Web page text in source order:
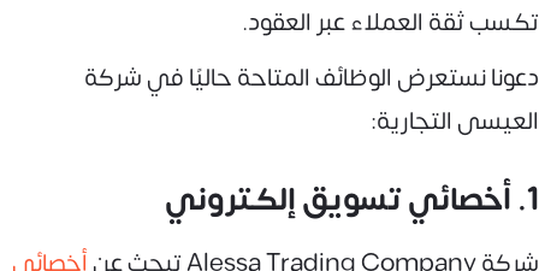
تكسب ثقة العملاء عبر العقود.
دعونا نستعرض الوظائف المتاحة حاليًا في شركة
العيسى التجارية:
1. أخصائي تسويق إلكتروني
شركة Alessa Trading Company تبحث عن
أخصائي